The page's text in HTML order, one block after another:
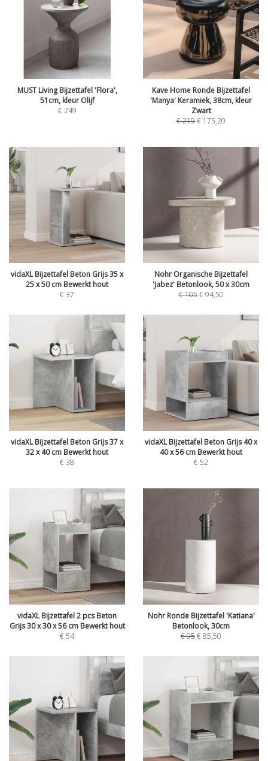
MUST Living Bijzettafel 'Flora',
51cm, kleur Olijf
€249
Kave Home Ronde Bijzettafel
'Manya' Keramiek, 38cm, kleur
Zwart
€219€ 175,20
vidaXL Bijzettafel Beton Grijs 35 x
25 x 50 cm Bewerkt hout
€37
Nohr Organische Bijzettafel
'Jabez' Betonlook, 50 x 30cm
€105 €94,50
vidaXL Bijzettafel Beton Grijs 37 x
32 x 40 cm Bewerkt hout
€38
vidaXL Bijzettafel Beton Grijs 40 x
40 x 56 cm Bewerkt hout
€52
vidaXL Bijzettafel 2 pcs Beton
Grijs 30 x 30 x 56 cm Bewerkt hout
€54
Nohr Ronde Bijzettafel 'Katiana'
Betonlook, 30cm
€95€85,50